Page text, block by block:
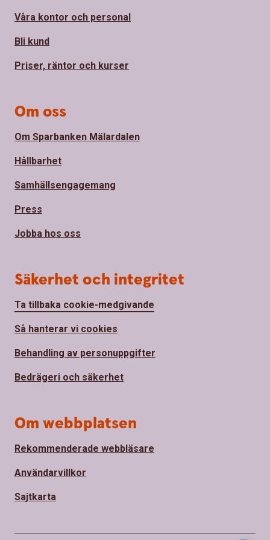
Våra kontor och personal
Bli kund
Priser, räntor och kurser
Om oss
Om Sparbanken Mälardalen
Hållbarhet
Samhällsengagemang
Press
Jobba hos oss
Säkerhet och integritet
Ta tillbaka cookie-medgivande
Så hanterar vi cookies
Behandling av personuppgifter
Bedrägeri och säkerhet
Om webbplatsen
Rekommenderade webbläsare
Användarvillkor
Sajtkarta